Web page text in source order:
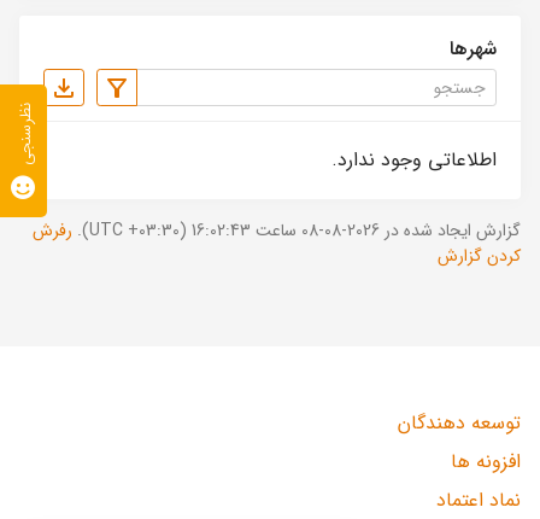
شهرها
اطلاعاتی وجود ندارد.
گزارش ایجاد شده در 2026-08-08 ساعت 16:02:43 (UTC +03:30).
رفرش
کردن گزارش
توسعه دهندگان
افزونه ها
نماد اعتماد
نظرسنجی